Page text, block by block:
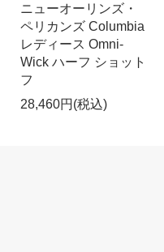
ニューオーリンズ・
ペリカンズ Columbia
レディース Omni-
Wick ハーフ ショット
フ
28,460円(税込)